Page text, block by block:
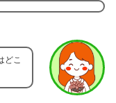
どこ